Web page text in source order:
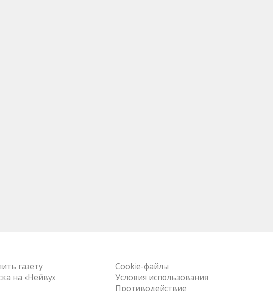
газету
на «Нейву»
Cookie-файлы
Условия использования
Противодействие